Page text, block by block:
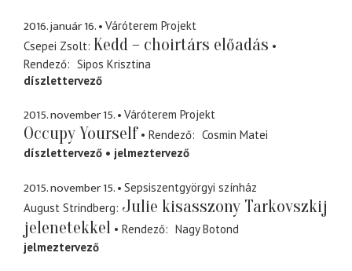
2016. január 16.
Váróterem Projekt
Csepei Zsolt Kedd – choirtárs előadás
Rendező
Sipos Krisztina
díszlettervező
2015. november 15. Váróterem Projekt
Occupy Yourself Rendező
Cosmin Matei
díszlettervező
jelmeztervező
2015. november 15.
Sepsiszentgyörgyi színház
August Strindberg Julie kisasszony Tarkovszkij
jelenetekkel
Rendező
Nagy Botond
jelmeztervező